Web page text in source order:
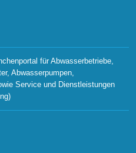
für Abwasserbetriebe,
Abwasserpumpen,
Service und Dienstleistungen